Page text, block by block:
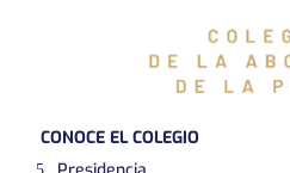
CONOCE EL COLEGIO